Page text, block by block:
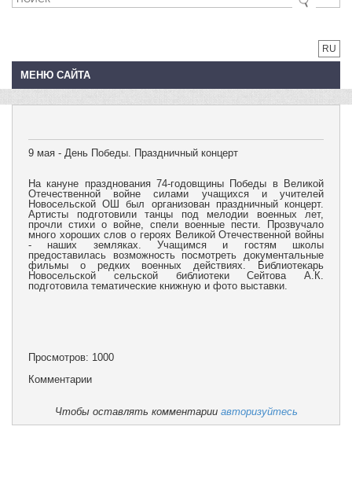
RU
МЕНЮ САЙТА
9 мая - День Победы. Праздничный концерт
На кануне празднования 74-годовщины Победы в Великой
Отечественной войне силами учащихся и учителей
Новосельской ОШ был организован праздничный концерт.
Артисты подготовили танцы под мелодии военных лет,
прочли стихи о войне, спели военные пести. Прозвучало
много хороших слов о героях Великой Отечественной войны
- наших земляках. Учащимся и гостям школы
предоставилась возможность посмотреть документальные
фильмы о редких военных действиях. Библиотекарь
Новосельской сельской библиотеки Сейтова А.К.
подготовила тематические книжную и фото выставки.
Просмотров: 1000
Комментарии
Чтобы оставлять комментарии авторизуйтесь